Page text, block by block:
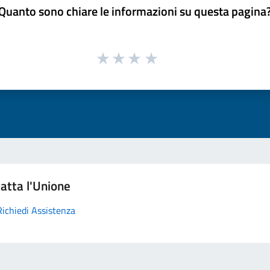
sono chiare le informazioni su questa
l'Unione
Assistenza